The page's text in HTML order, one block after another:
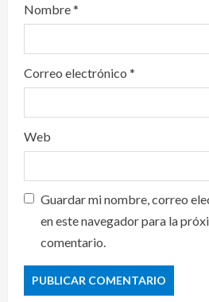
Nombre*
Correo electrónico *
Web
Guardar mi nombre, correo
en este navegador para la
comentario.